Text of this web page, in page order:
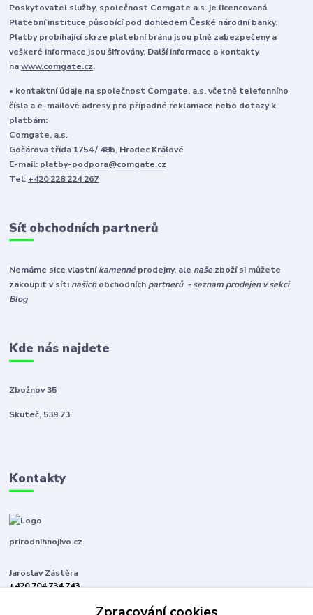
Poskytovatel služby, společnost Comgate a.s. je licencovaná
Platební instituce působící pod dohledem České národní banky.
Platby probíhající skrze platební bránu jsou plně zabezpečeny a
veškeré informace jsou šifrovány. Další informace a kontakty
nawww.comgate.cz.
• kontaktní údaje na společnost Comgate, a.s. včetně telefonního
čísla a e-mailové adresy pro případné reklamace nebo dotazy k
platbám:
Comgate, a.s.
Gočárova třída 1754 / 48b, Hradec Králové
E-mail: platby-podpora@comgate.cz
Tel: +420 228 224 267
Síť obchodních partnerů
Nemáme sice vlastníkamennéprodejny, ale naše zboží si můžete
zakoupit v síti našichobchodních partnerů - seznam prodejen v sekci
Blog
Kde nás najdete
Zbožnov 35
Skuteč, 539 73
Kontakty
prirodnihnojivo.cz
Jaroslav Zástěra
+420 704 734 743